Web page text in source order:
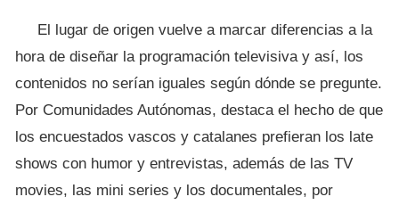
El lugar de origen vuelve a marcar diferencias a la
hora de diseñar la programación televisiva y así, los
contenidos no serían iguales según dónde se pregunte.
Por Comunidades Autónomas, destaca el hecho de que
los encuestados vascos y catalanes prefieran los late
shows con humor y entrevistas, además de las TV
movies, las mini series y los documentales, por